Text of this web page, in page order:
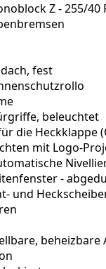
Z - 255/40
fest
beleuchtet
die Heckklappe
mit Logo-
-
und
beheizbare